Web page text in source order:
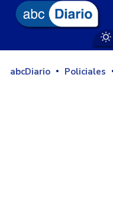
abcDiario Policiales